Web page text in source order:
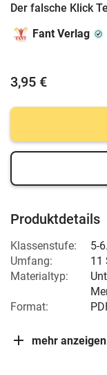
Der falsche Klick
Fant Verlag
3,95 €
Produktdetails
Klassenstufe:
5-
Umfang:
11
Materialtyp:
Format:
mehr anzeigen